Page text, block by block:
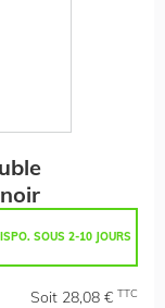
SOUS 2-10 JOURS
Soit 28,08 € TTC